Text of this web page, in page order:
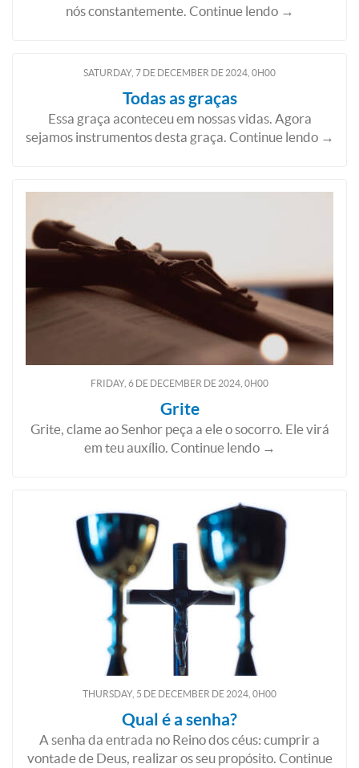
nós constantemente. Continue lendo →
SATURDAY, 7 DE DECEMBER DE 2024, 0H00
Todas as graças
Essa graça aconteceu em nossas vidas. Agora
sejamos instrumentos desta graça. Continue lendo →
FRIDAY, 6 DE DECEMBER DE 2024, 0H00
Grite
Grite, clame ao Senhor peça a ele o socorro. Ele virá
em teu auxílio. Continue lendo →
THURSDAY, 5 DE DECEMBER DE 2024, 0H00
Qual é a senha?
A senha da entrada no Reino dos céus: cumprir a
vontade de Deus, realizar os seu propósito. Continue